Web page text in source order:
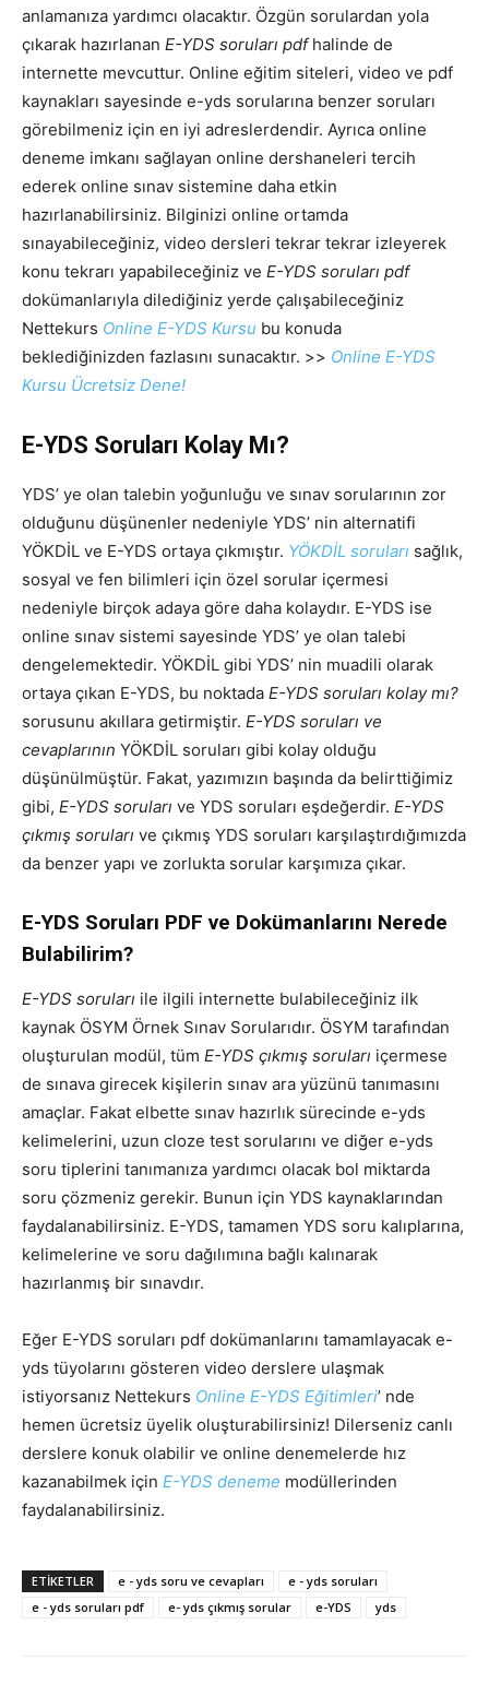
anlamanıza yardımcı olacaktır. Özgün sorulardan yola
çıkarak hazırlanan E-YDS soruları pdfhalinde de
internette mevcuttur. Online eğitim siteleri, video ve pdf
kaynakları sayesinde e-yds sorularına benzer soruları
görebilmeniz için en iyi adreslerdendir. Ayrıca online
deneme imkanı sağlayan online dershaneleri tercih
ederek online sınav sistemine daha etkin
hazırlanabilirsiniz. Bilginizi online ortamda
sınayabileceğiniz, video dersleri tekrar tekrar izleyerek
konu tekrarı yapabileceğiniz ve E-YDS soruları pdf
dokümanlarıyla dilediğiniz yerde çalışabileceğiniz
Nettekurs Online E-YDS Kursu bu konuda
beklediğinizden fazlasını sunacaktır. >> Online E-YDS
Kursu Ücretsiz Dene!
E-YDS Soruları Kolay Mı?
YDS’ ye olan talebin yoğunluğu ve sınav sorularının zor
olduğunu düşünenler nedeniyle YDS’ nin alternatifi
YÖKDİL ve E-YDS ortaya çıkmıştır. YÖKDİL soruları sağlık,
sosyal ve fen bilimleri için özel sorular içermesi
nedeniyle birçok adaya göre daha kolaydır. E-YDS ise
online sınav sistemi sayesinde YDS’ ye olan talebi
dengelemektedir. YÖKDİL gibi YDS’ nin muadili olarak
ortaya çıkan E-YDS, bu noktada E-YDS soruları kolay mı?
sorusunu akıllara getirmiştir. E-YDS soruları ve
cevaplarının YÖKDİL soruları gibi kolay olduğu
düşünülmüştür. Fakat, yazımızın başında da belirttiğimiz
gibi, E-YDS soruları ve YDS soruları eşdeğerdir. E-YDS
çıkmış soruları ve çıkmış YDS soruları karşılaştırdığımızda
da benzer yapı ve zorlukta sorular karşımıza çıkar.
E-YDS Soruları PDF ve Dokümanlarını Nerede
Bulabilirim?
E-YDS soruları ile ilgili internette bulabileceğiniz ilk
kaynak ÖSYM Örnek Sınav Sorularıdır. ÖSYM tarafından
oluşturulan modül, tüm E-YDS çıkmış soruları içermese
de sınava girecek kişilerin sınav ara yüzünü tanımasını
amaçlar. Fakat elbette sınav hazırlık sürecinde e-yds
kelimelerini, uzun cloze test sorularını ve diğer e-yds
soru tiplerini tanımanıza yardımcı olacak bol miktarda
soru çözmeniz gerekir. Bunun için YDS kaynaklarından
faydalanabilirsiniz. E-YDS, tamamen YDS soru kalıplarına,
kelimelerine ve soru dağılımına bağlı kalınarak
hazırlanmış bir sınavdır.
Eğer E-YDS soruları pdf dokümanlarını tamamlayacak e-
yds tüyolarını gösteren video derslere ulaşmak
istiyorsanız Nettekurs Online E-YDS Eğitimleri’ nde
hemen ücretsiz üyelik oluşturabilirsiniz! Dilerseniz canlı
derslere konuk olabilir ve online denemelerde hız
kazanabilmek için E-YDS deneme modüllerinden
faydalanabilirsiniz.
ETIKETLER e - yds soru ve cevapları
e - yds soruları
e - yds soruları pdf
e- yds çıkmış sorular e-YDS yds